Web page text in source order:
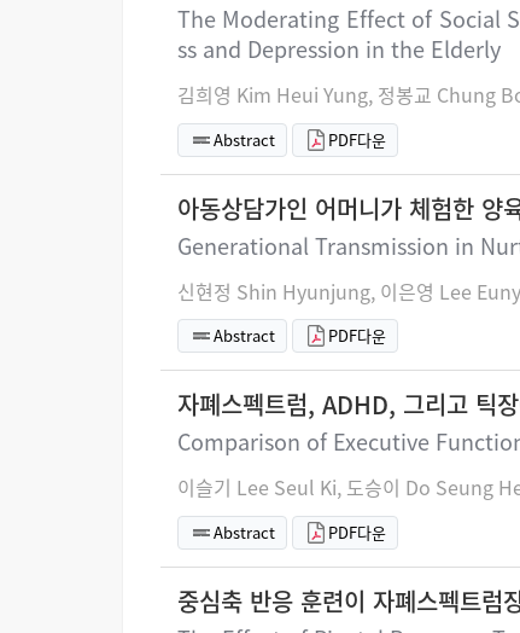
The Moderating Effect of Social
ss and Depression in the Elderly
김희영 Kim Heui Yung, 정봉교 Chung
Abstract PDF다운
아동상담가인 어머니가 체험한 양
Generational Transmission in
신현정 Shin Hyunjung, 이은영 Lee
Abstract PDF다운
자폐스펙트럼, ADHD, 그리고 틱
Comparison of Executive
이슬기 Lee Seul Ki, 도승이 Do Seung
Abstract PDF다운
중심축 반응 훈련이 자폐스펙트럼